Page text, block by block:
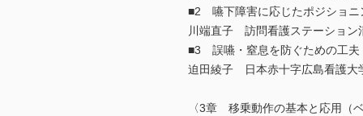
■2 嚥下障害に応じたポジショニ
川端直子 訪問看護ステーション
■3 誤嚥・窒息を防ぐための工夫
迫田綾子 日本赤十字広島看護大
〈3章 移乗動作の基本と応用（